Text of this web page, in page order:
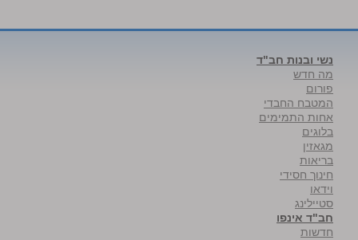
נשי ובנות חב"ד
מה חדש
פורום
המטבח החבדי
אחות התמימים
בלוגים
מגאזין
בריאות
חינוך חסידי
וידאו
סטיילינג
חב"ד אינפו
חדשות